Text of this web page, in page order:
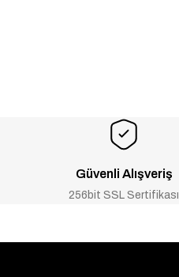
Güvenli Alışveriş
256bit SSL Sertifikası